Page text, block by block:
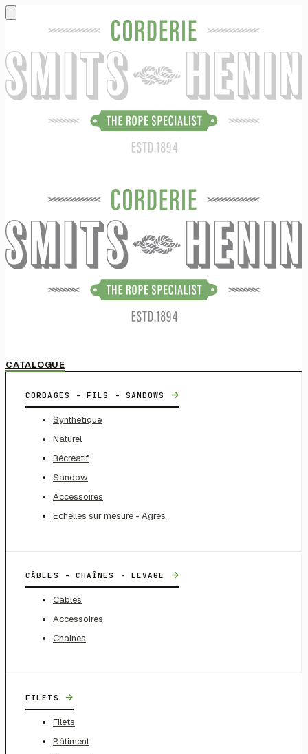
CATALOGUE
CORDAGES - FILS - SANDOWS →
Synthétique
Naturel
Récréatif
Sandow
Accessoires
Echelles sur mesure - Agrès
CÂBLES - CHAÎNES - LEVAGE →
Câbles
Accessoires
Chaines
FILETS →
Filets
Bâtiment